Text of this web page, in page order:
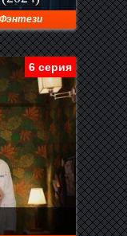
Фэнтези
6 серия